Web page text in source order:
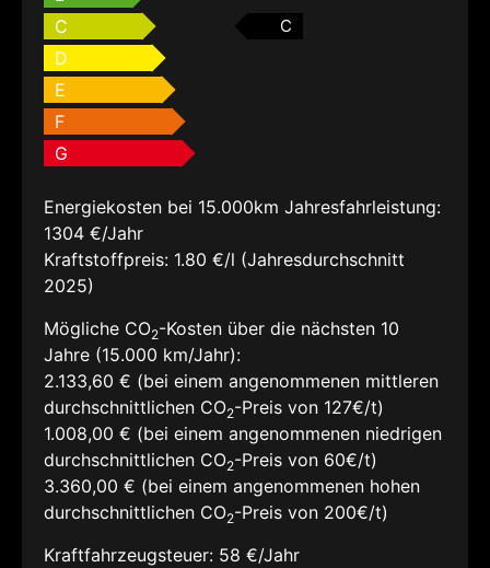
C
C
D
E
F
G
Energiekosten bei 15.000km Jahresfahrleistung:
1304 €/Jahr
Kraftstoffpreis: 1.80 €/l (Jahresdurchschnitt
2025)
Mögliche CO2-Kosten über die nächsten 10
Jahre (15.000 km/Jahr):
2.133,60 € (bei einem angenommenen mittleren
durchschnittlichen CO2-Preis von 127€/t)
1.008,00 € (bei einem angenommenen niedrigen
durchschnittlichen CO2-Preis von 60€/t)
3.360,00 € (bei einem angenommenen hohen
durchschnittlichen CO2-Preis von 200€/t)
Kraftfahrzeugsteuer: 58 €/Jahr